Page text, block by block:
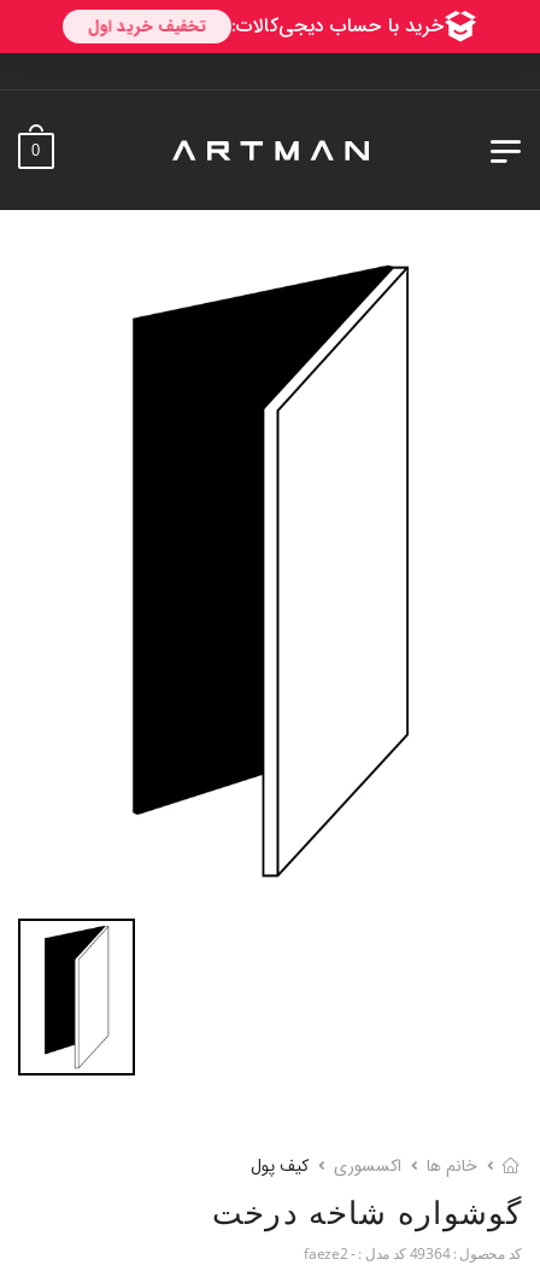
0
خانم ها اکسسوری کیف پول
گوشواره شاخه درخت
کد محصول :49364کد مدل :- faeze2